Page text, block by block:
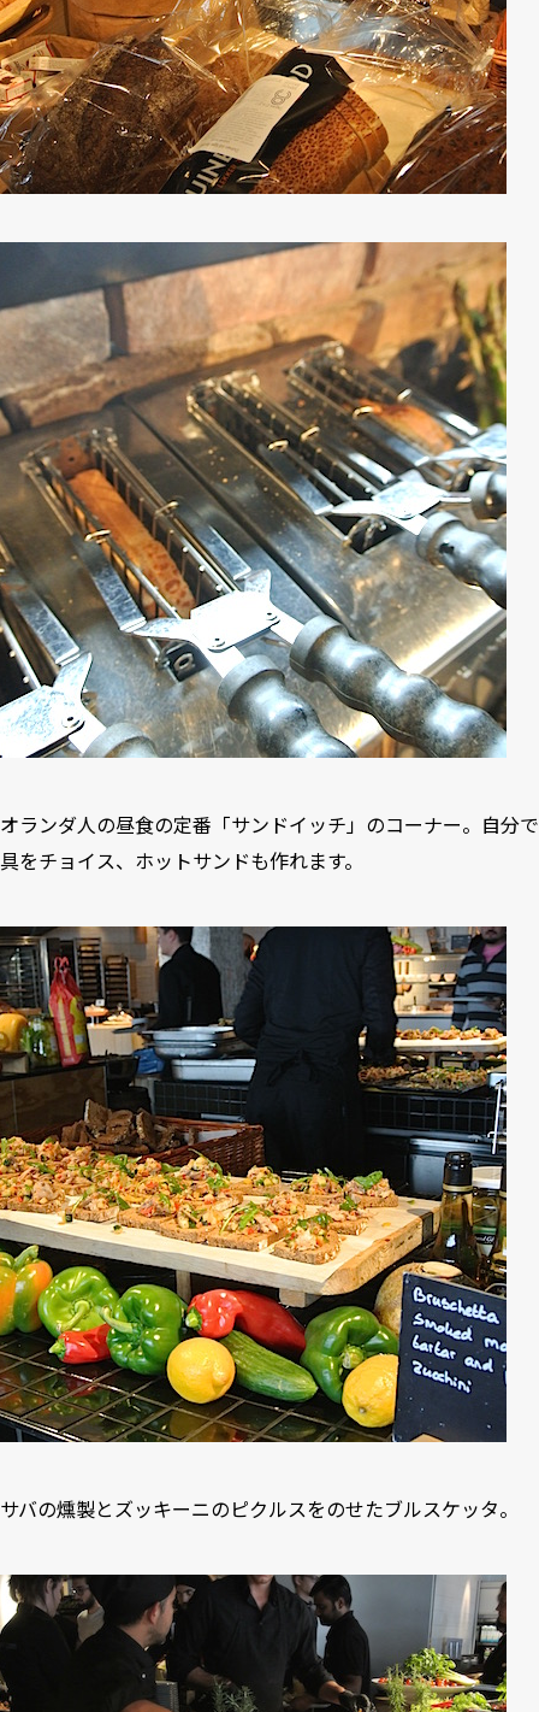
オランダ人の昼食の定番「サンドイッチ」のコーナー。自分で
具をチョイス、ホットサンドも作れます。
サバの燻製とズッキーニのピクルスをのせたブルスケッタ。